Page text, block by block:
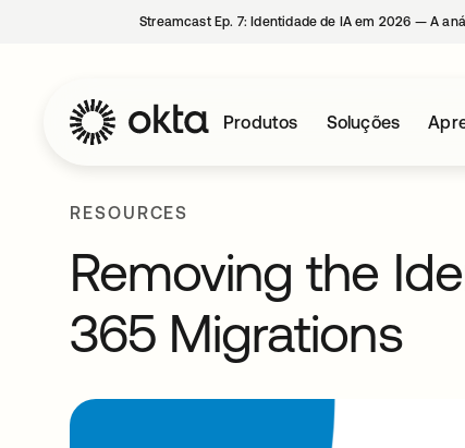
Streamcast Ep. 7: Identidade de IA em 2026 — A
Produtos Soluções
RESOURCES
Removing the
365 Migrations